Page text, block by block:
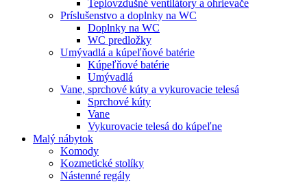
Teplovzdušné ventilátory a ohrievače
Príslušenstvo a doplnky na WC
Doplnky na WC
WC predložky
Umývadlá a kúpeľňové batérie
Kúpeľňové batérie
Umývadlá
Vane, sprchové kúty a vykurovacie telesá
Sprchové kúty
Vane
Vykurovacie telesá do kúpeľne
Malý nábytok
Komody
Kozmetické stolíky
Nástenné regály